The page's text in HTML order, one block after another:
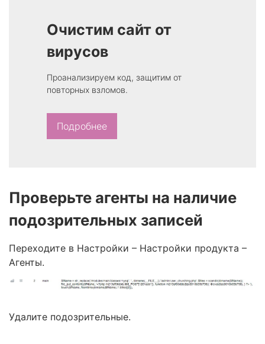
Очистим сайт от
вирусов
Проанализируем код, защитим от
повторных взломов.
Подробнее
Проверьте агенты на наличие
подозрительных записей
Переходите в Настройки – Настройки продукта –
Агенты.
Удалите подозрительные.